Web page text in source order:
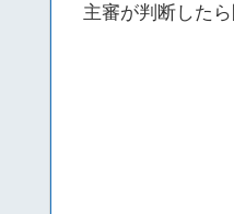
主審が判断した